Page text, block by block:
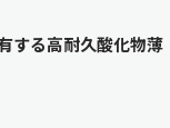
する高耐久酸化物薄